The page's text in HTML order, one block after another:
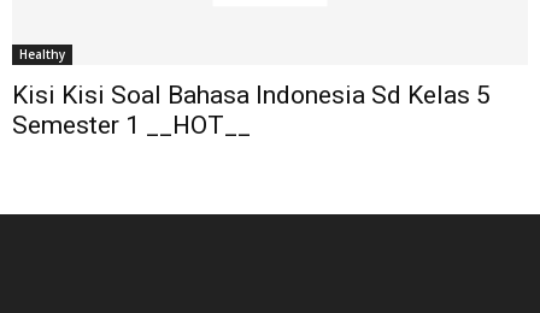
Healthy
Kisi Kisi Soal Bahasa Indonesia Sd Kelas 5
Semester 1 __HOT__